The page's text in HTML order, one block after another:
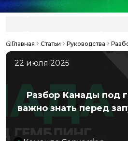
Главная Статьи Руководства
22 июля 2025
Разбор Канады под
важно знать перед